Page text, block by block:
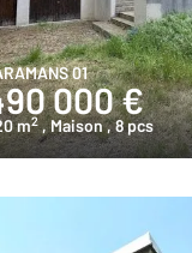
01
000 €
m2 , Maison, 8 pcs